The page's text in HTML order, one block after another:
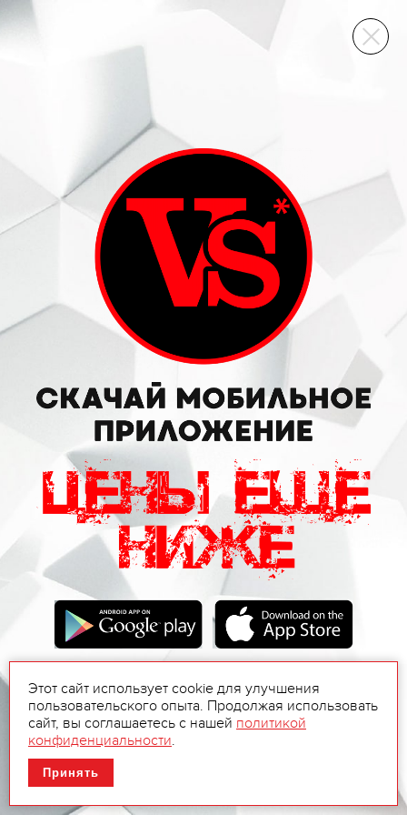
ВИННЫЙ СКЛАД
Этот сайт использует cookie для улучшения
пользовательского опыта. Продолжая использовать
сайт, вы соглашаетесь с нашей политикой
конфиденциальности.
Принять